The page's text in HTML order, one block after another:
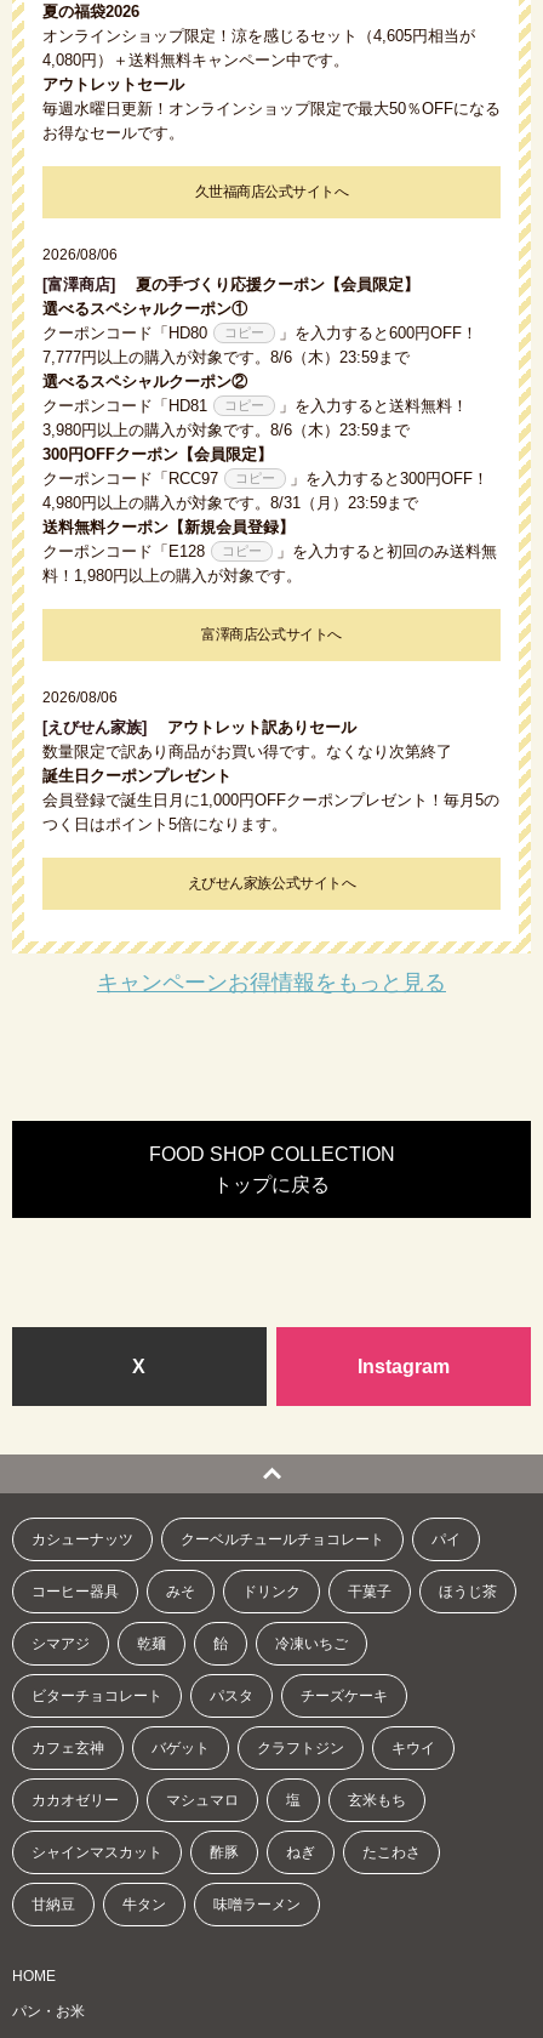
夏の福袋2026
オンラインショップ限定！涼を感じるセット（4,605円相当が
4,080円）＋送料無料キャンペーン中です。
アウトレットセール
毎週水曜日更新！オンラインショップ限定で最大50％OFFになる
お得なセールです。
久世福商店公式サイトへ
2026/08/06
[富澤商店]
夏の手づくり応援クーポン【会員限定】
選べるスペシャルクーポン①
クーポンコード「HD80
」を入力すると600円OFF！
7,777円以上の購入が対象です。8/6（木）23:59まで
選べるスペシャルクーポン②
クーポンコード「HD81
」を入力すると送料無料！
3,980円以上の購入が対象です。8/6（木）23:59まで
300円OFFクーポン【会員限定】
クーポンコード「RCC97
」を入力すると300円OFF！
4,980円以上の購入が対象です。8/31（月）23:59まで
送料無料クーポン【新規会員登録】
クーポンコード「E128
」を入力すると初回のみ送料無
料！1,980円以上の購入が対象です。
富澤商店公式サイトへ
2026/08/06
[えびせん家族]
アウトレット訳ありセール
数量限定で訳あり商品がお買い得です。なくなり次第終了
誕生日クーポンプレゼント
会員登録で誕生日月に1,000円OFFクーポンプレゼント！毎月5の
つく日はポイント5倍になります。
えびせん家族公式サイトへ
キャンペーンお得情報をもっと見る
FOOD SHOP COLLECTION
トップに戻る
X Instagram
カシューナッツ クーベルチュールチョコレート パイ
コーヒー器具 みそ ドリンク 干菓子 ほうじ茶
シマアジ 乾麺 飴 冷凍いちご
ビターチョコレート パスタ チーズケーキ
カフェ玄神 バゲット クラフトジン キウイ
カカオゼリー マシュマロ 塩 玄米もち
シャインマスカット 酢豚 ねぎ たこわさ
甘納豆 牛タン 味噌ラーメン
HOME
パン・お米